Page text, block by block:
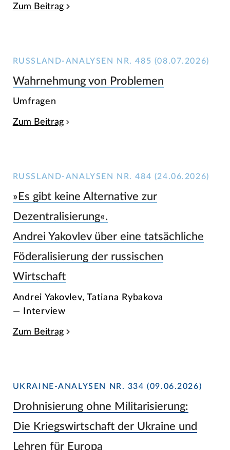
Zum Beitrag
RUSSLAND-ANALYSEN NR. 485 (08.07.2026)
Wahrnehmung von Problemen
Umfragen
Zum Beitrag
RUSSLAND-ANALYSEN NR. 484 (24.06.2026)
»Es gibt keine Alternative zur
Dezentralisierung«.
Andrei Yakovlev über eine tatsächliche
Föderalisierung der russischen
Wirtschaft
Andrei Yakovlev, Tatiana Rybakova
— Interview
Zum Beitrag
UKRAINE-ANALYSEN NR. 334 (09.06.2026)
Drohnisierung ohne Militarisierung:
Die Kriegswirtschaft der Ukraine und
Lehren für Europa